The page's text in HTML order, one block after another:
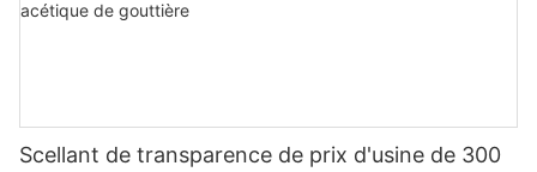
Scellant de transparence de prix d'usine de 300